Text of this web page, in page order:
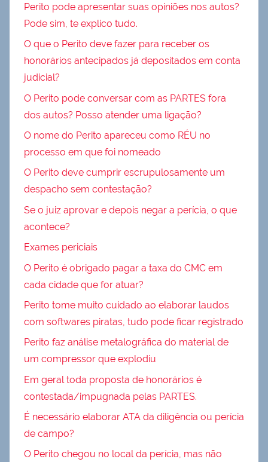
Perito pode apresentar suas opiniões nos autos?
Pode sim, te explico tudo.
O que o Perito deve fazer para receber os
honorários antecipados já depositados em conta
judicial?
O Perito pode conversar com as PARTES fora
dos autos? Posso atender uma ligação?
O nome do Perito apareceu como RÉU no
processo em que foi nomeado
O Perito deve cumprir escrupulosamente um
despacho sem contestação?
Se o juiz aprovar e depois negar a perícia, o que
acontece?
Exames periciais
O Perito é obrigado pagar a taxa do CMC em
cada cidade que for atuar?
Perito tome muito cuidado ao elaborar laudos
com softwares piratas, tudo pode ficar registrado
Perito faz análise metalográfica do material de
um compressor que explodiu
Em geral toda proposta de honorários é
contestada/impugnada pelas PARTES.
É necessário elaborar ATA da diligência ou perícia
de campo?
O Perito chegou no local da perícia, mas não